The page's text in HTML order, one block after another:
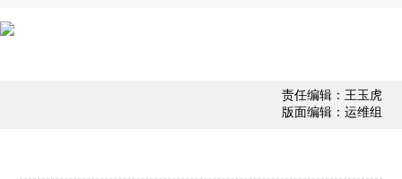
责任编辑：王玉虎
版面编辑：运维组